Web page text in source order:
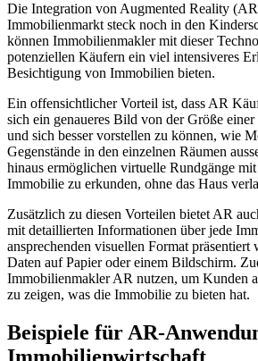
Die Integration von Augmented Reality
Immobilienmarkt steck noch in den
können Immobilienmakler mit dieser
potenziellen Käufern ein viel intensiveres
Besichtigung von Immobilien bieten.
Ein offensichtlicher Vorteil ist, dass AR
sich ein genaueres Bild von der Größe
und sich besser vorstellen zu können, wie
Gegenstände in den einzelnen Räumen
hinaus ermöglichen virtuelle Rundgänge
Immobilie zu erkunden, ohne das Haus
Zusätzlich zu diesen Vorteilen bietet AR
mit detaillierten Informationen über jede
ansprechenden visuellen Format präsentiert
Daten auf Papier oder einem Bildschirm.
Immobilienmakler AR nutzen, um Kunden
zu zeigen, was die Immobilie zu bieten hat.
Beispiele für AR-